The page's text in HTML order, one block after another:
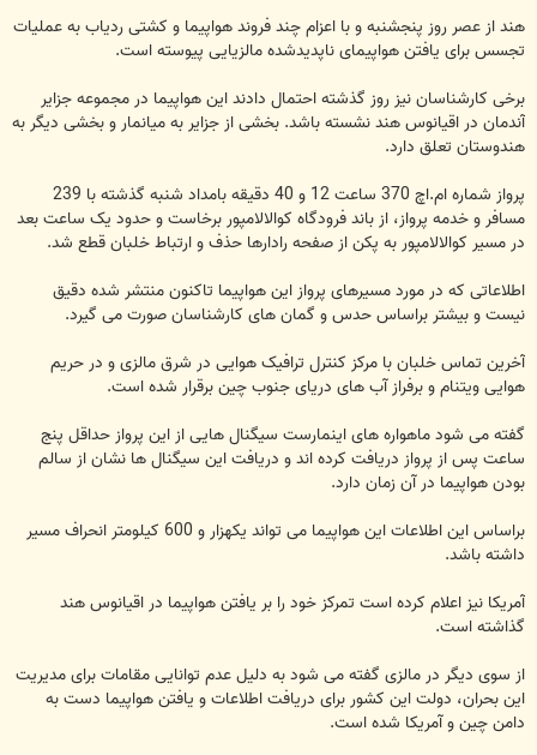
هند از عصر روز پنجشنبه و با اعزام چند فروند هواپیما و کشتی ردیاب به عملیات
تجسس برای یافتن هواپیمای ناپدیدشده مالزیایی پیوسته است.
برخی کارشناسان نیز روز گذشته احتمال دادند این هواپیما در مجموعه جزایر
آندمان در اقیانوس هند نشسته باشد. بخشی از جزایر به میانمار و بخشی دیگر به
هندوستان تعلق دارد.
پرواز شماره ام.اچ 370 ساعت 12 و 40 دقیقه بامداد شنبه گذشته با 239
مسافر و خدمه پرواز، از باند فرودگاه کوالالامپور برخاست و حدود یک ساعت بعد
در مسیر کوالالامپور به پکن از صفحه رادارها حذف و ارتباط خلبان قطع شد.
اطلاعاتی که در مورد مسیرهای پرواز این هواپیما تاکنون منتشر شده دقیق
نیست و بیشتر براساس حدس و گمان های کارشناسان صورت می گیرد.
آخرین تماس خلبان با مرکز کنترل ترافیک هوایی در شرق مالزی و در حریم
هوایی ویتنام و برفراز آب های دریای جنوب چین برقرار شده است.
گفته می شود ماهواره های اینمارست سیگنال هایی از این پرواز حداقل پنج
ساعت پس از پرواز دریافت کرده اند و دریافت این سیگنال ها نشان از سالم
بودن هواپیما در آن زمان دارد.
براساس این اطلاعات این هواپیما می تواند یکهزار و 600 کیلومتر انحراف مسیر
داشته باشد.
آمریکا نیز اعلام کرده است تمرکز خود را بر یافتن هواپیما در اقیانوس هند
گذاشته است.
از سوی دیگر در مالزی گفته می شود به دلیل عدم توانایی مقامات برای مدیریت
این بحران، دولت این کشور برای دریافت اطلاعات و یافتن هواپیما دست به
دامن چین و آمریکا شده است.